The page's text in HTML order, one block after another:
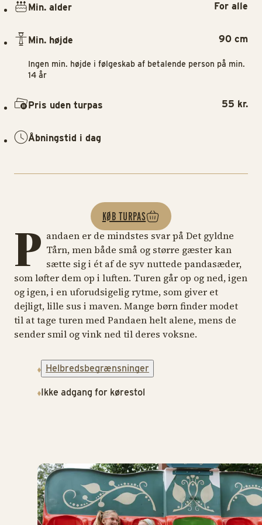
P andaen er de mindstes svar på Det gyldne
Tårn, men både små og større gæster kan
sætte sig i ét af de syv nuttede pandasæder,
som løfter dem op i luften. Turen går op og ned, igen
og igen, i en uforudsigelig rytme, som giver et
dejligt, lille sus i maven. Mange børn finder modet
til at tage turen med Pandaen helt alene, mens de
sender smil og vink ned til deres voksne.
Helbredsbegrænsninger
Ikke adgang for kørestol
Min. alder For alle
Min. højde 90 cm
Ingen min. højde i følgeskab af betalende person på min.
14 år
Pris uden turpas 55 kr.
Åbningstid i dag
KØB TURPAS